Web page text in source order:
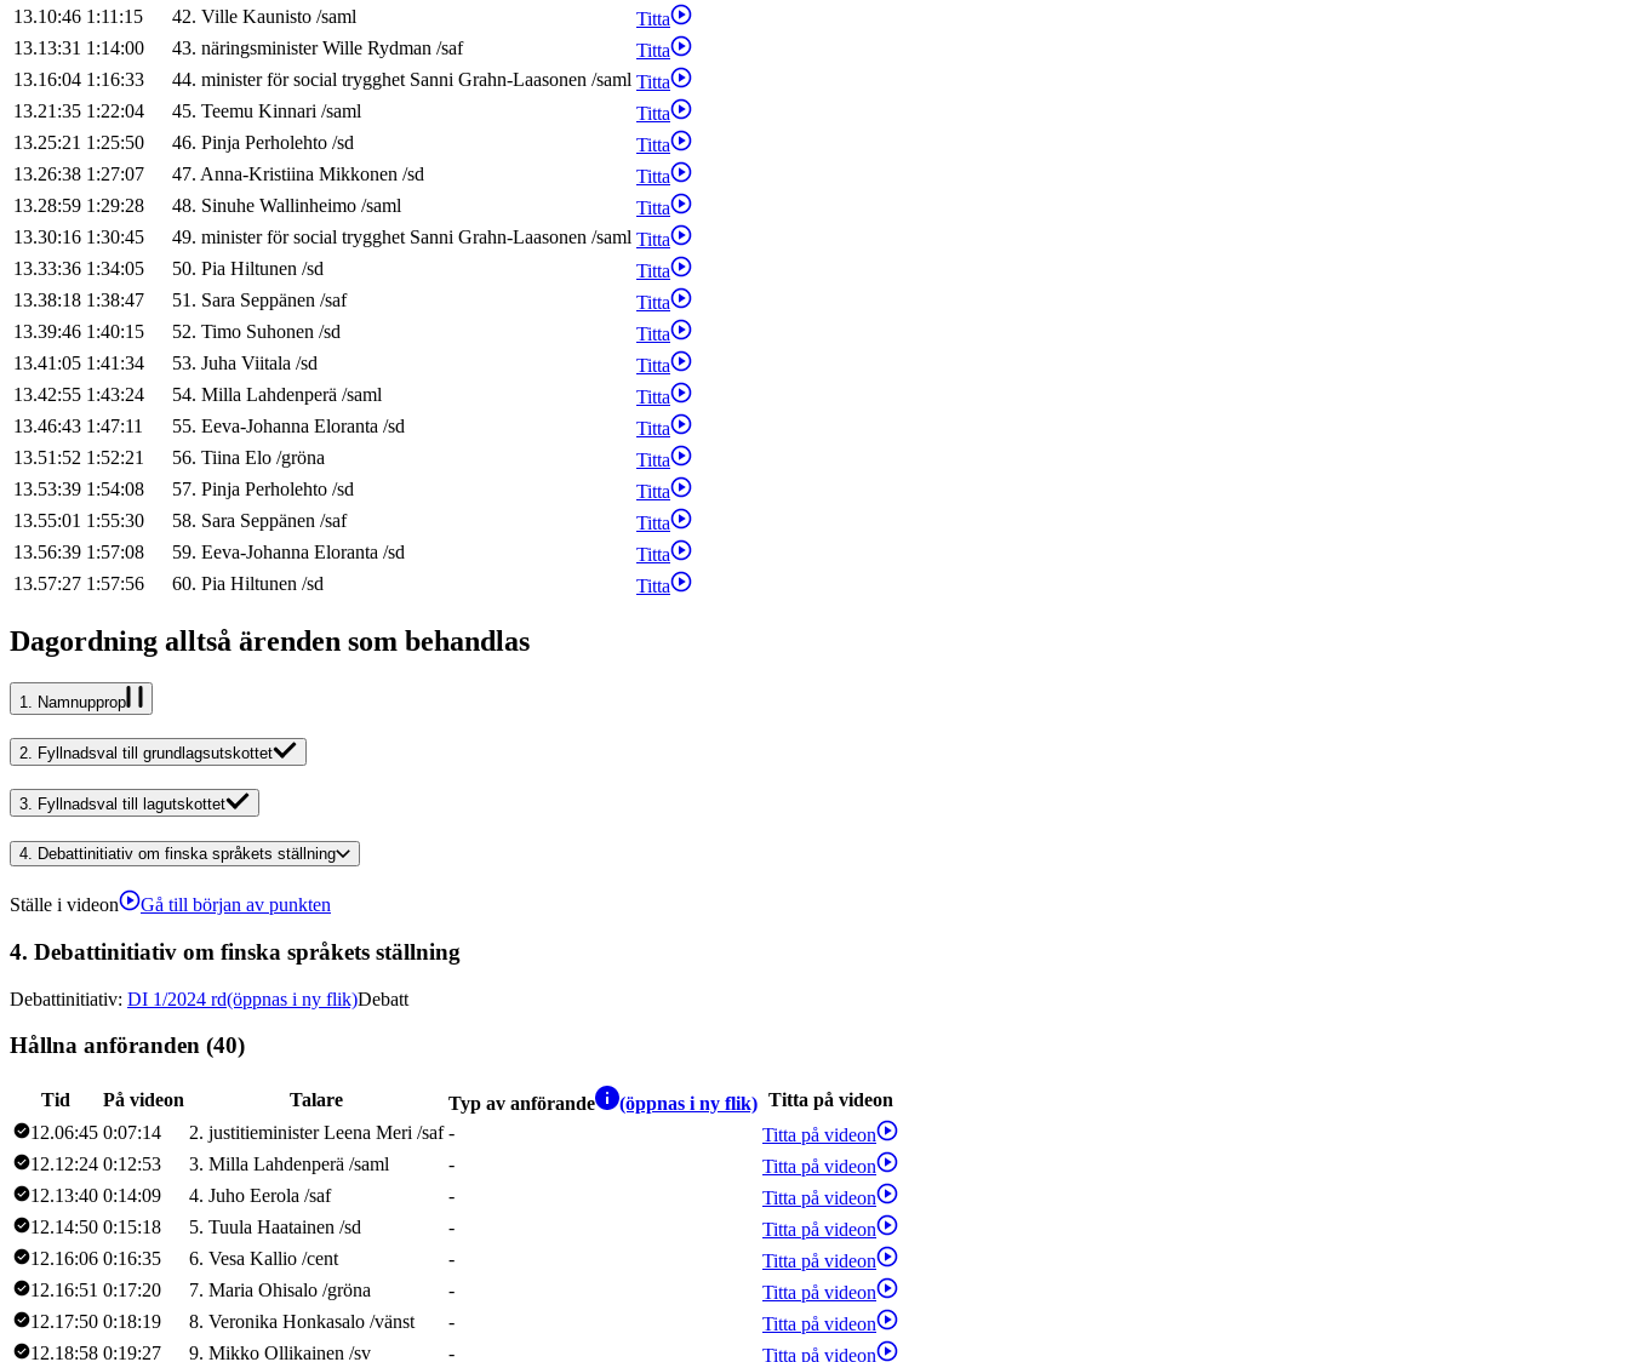
13.10:46 1:11:15 42. Ville Kaunisto /saml
Titta
13.13:31 1:14:00 43. näringsminister Wille Rydman /saf
Titta
13.16:04 1:16:33 44. minister för social trygghet Sanni Grahn-Laasonen /saml Titta
13.21:35 1:22:04 45. Teemu Kinnari /saml
Titta
13.25:21 1:25:50 46. Pinja Perholehto /sd
Titta
13.26:38 1:27:07 47. Anna-Kristiina Mikkonen /sd
Titta
13.28:59 1:29:28 48. Sinuhe Wallinheimo /saml
Titta
13.30:16 1:30:45 49. minister för social trygghet Sanni Grahn-Laasonen /saml Titta
13.33:36 1:34:05 50. Pia Hiltunen /sd
Titta
13.38:18 1:38:47 51. Sara Seppänen /saf
Titta
13.39:46 1:40:15 52. Timo Suhonen /sd
Titta
13.41:05 1:41:34 53. Juha Viitala /sd
Titta
13.42:55 1:43:24 54. Milla Lahdenperä /saml
Titta
13.46:43 1:47:11 55. Eeva-Johanna Eloranta /sd
Titta
13.51:52 1:52:21 56. Tiina Elo /gröna
Titta
13.53:39 1:54:08 57. Pinja Perholehto /sd
Titta
13.55:01 1:55:30 58. Sara Seppänen /saf
Titta
13.56:39 1:57:08 59. Eeva-Johanna Eloranta /sd
Titta
13.57:27 1:57:56 60. Pia Hiltunen /sd Titta
Dagordning alltså ärenden som behandlas
1. Namnupprop
2. Fyllnadsval till grundlagsutskottet
3. Fyllnadsval till lagutskottet
4. Debattinitiativ om finska språkets ställning
Ställe i videon Gå till början av punkten
4. Debattinitiativ om finska språkets ställning
Debattinitiativ: DI 1/2024 rd(öppnas i ny flik)Debatt
Hållna anföranden (40)
Tid På videon Talare Typ av anförande (öppnas i ny flik) Titta på videon
12.06:45 0:07:14 2. justitieminister Leena Meri /saf -
Titta på videon
12.12:24 0:12:53 3. Milla Lahdenperä /saml -
Titta på videon
12.13:40 0:14:09 4. Juho Eerola /saf -
Titta på videon
12.14:50 0:15:18 5. Tuula Haatainen /sd -
Titta på videon
12.16:06 0:16:35 6. Vesa Kallio /cent -
Titta på videon
12.16:51 0:17:20 7. Maria Ohisalo /gröna -
Titta på videon
12.17:50 0:18:19 8. Veronika Honkasalo /vänst -
Titta på videon
12.18:58 0:19:27 9. Mikko Ollikainen /sv - Titta på videon